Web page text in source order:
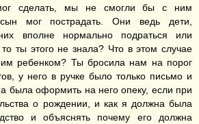
сделать, мы не смогли бы с ним
мог пострадать. Они ведь дети,
вполне нормально подраться или
то ты этого не знала? Что в этом случае
ребенком? Ты бросила нам на порог
у него в ручке было только письмо и
была оформить на него опеку, если при
о рождении, и как я должна была
и объяснять почему его должна